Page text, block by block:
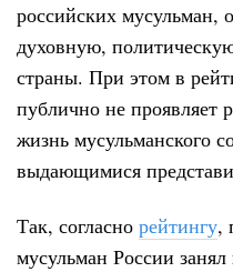
российских мусульман,
духовную,
страны. При этом в
публично не проявляет
жизнь мусульманского
выдающимися
Так, согласно рейтингу,
мусульман России